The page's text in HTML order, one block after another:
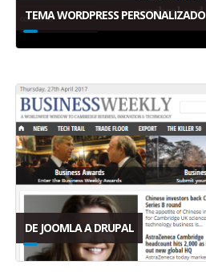
TEMA WORDPRESS PERSONALIZADO
DE JOOMLA A DRUPAL